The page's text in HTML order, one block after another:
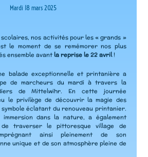
Mardi 18 mars 2025
nos activités pour les « grands »
le moment de se remémorer nos plus
ensemble avantla reprise le 22 avril!
balade exceptionnelle et printanière a
de marcheurs du mardi à travers la
de Mittelwihr. En cette journée
le privilège de découvrir la magie des
éclatant du renouveau printanier.
dans la nature, a également
traverser le pittoresque village de
ainsi pleinement de son
unique et de son atmosphère pleine de